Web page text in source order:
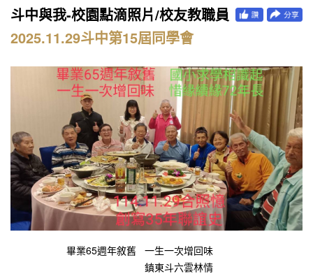
斗中與我-校園點滴照片/校友教職員
2025.11.29斗中第15屆同學會
畢業65週年敘舊 一生一次增回味
鎮東斗六雲林情